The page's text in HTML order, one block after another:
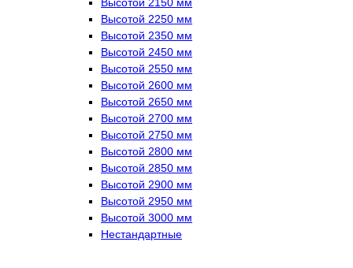
Высотой 2250 мм
Высотой 2350 мм
Высотой 2450 мм
Высотой 2550 мм
Высотой 2600 мм
Высотой 2650 мм
Высотой 2700 мм
Высотой 2750 мм
Высотой 2800 мм
Высотой 2850 мм
Высотой 2900 мм
Высотой 2950 мм
Высотой 3000 мм
Нестандартные